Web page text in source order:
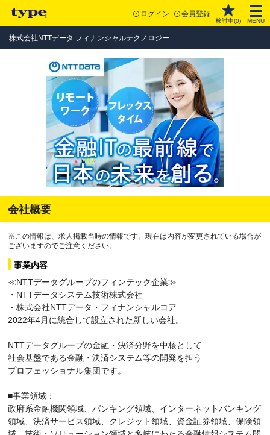
ログイン 会員登録
検討中(0) MENU
株式会社NTTデータ フィナンシャルテクノロジー
会社概要
※この情報は、求人掲載当時の情報です。現在は内容が変更されている場合が
ございますのでご注意ください。
事業内容
≪NTTデータグループのフィンテック企業≫
・NTTデータシステム技術株式会社
・株式会社NTTデータ・フィナンシャルコア
2022年4月に統合して設立された新しい会社。
NTTデータグループの金融・決済分野を中核として
社会基盤である金融・決済システム等の開発を担う
プロフェッショナル集団です。
■事業領域：
政府系金融機関領域、バンキング領域、インターネットバンキング
領域、決済サービス領域、クレジット領域、資金証券領域、保険領